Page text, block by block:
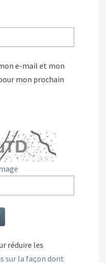
e-mail et mon
mon prochain
réduire les
sur la façon dont